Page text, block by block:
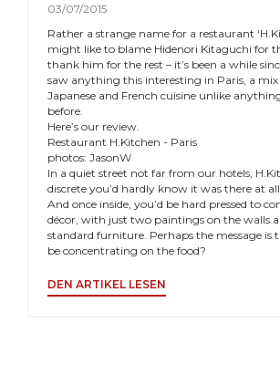
03/07/2015
Rather a strange name for a restaurant
might like to blame Hidenori Kitaguchi for
thank him for the rest – it’s been a while
saw anything this interesting in Paris, a mix
Japanese and French cuisine unlike
before.
Here’s our review.
Restaurant H.Kitchen - Paris
photos: JasonW
In a quiet street not far from our hotels,
discrete you’d hardly know it was there at all.
And once inside, you’d be hard pressed to
décor, with just two paintings on the walls
standard furniture. Perhaps the message is
be concentrating on the food?
DEN ARTIKEL LESEN